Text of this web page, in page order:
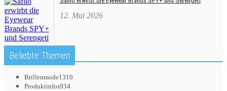
12. Mai 2026
Beliebte Themen
Brillenmode1310
Produktinfos934